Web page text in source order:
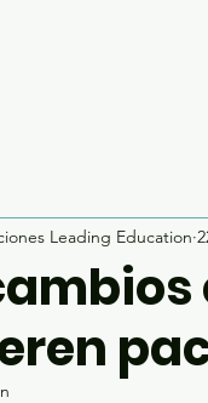
Leading Education